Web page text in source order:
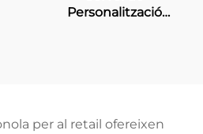
Personalització
per al retail ofereixen